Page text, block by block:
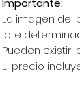
Importante:
La imagen del
lote
Pueden existir
El precio